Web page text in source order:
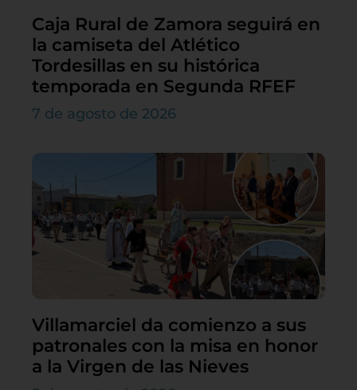
Caja Rural de Zamora seguirá en
la camiseta del Atlético
Tordesillas en su histórica
temporada en Segunda RFEF
7 de agosto de 2026
Villamarciel da comienzo a sus
patronales con la misa en honor
a la Virgen de las Nieves